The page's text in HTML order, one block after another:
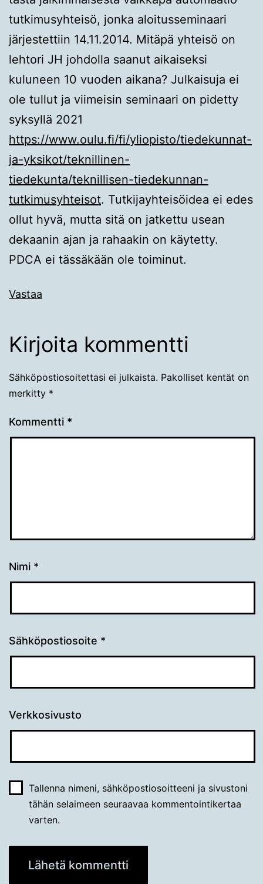
tutkimusyhteisö, jonka aloitusseminaari
järjestettiin 14.11.2014. Mitäpä yhteisö on
lehtori JH johdolla saanut aikaiseksi
kuluneen 10 vuoden aikana? Julkaisuja ei
ole tullut ja viimeisin seminaari on pidetty
syksyllä 2021
https://www.oulu.fi/fi/yliopisto/tiedekunnat-
ja-yksikot/teknillinen-
tiedekunta/teknillisen-tiedekunnan-
tutkimusyhteisot. Tutkijayhteisöidea ei edes
ollut hyvä, mutta sitä on jatkettu usean
dekaanin ajan ja rahaakin on käytetty.
PDCA ei tässäkään ole toiminut.
Vastaa
Kirjoita kommentti
Sähköpostiosoitettasi ei julkaista. Pakolliset kentät on
merkitty *
Kommentti *
Nimi *
Sähköpostiosoite *
Verkkosivusto
Tallenna nimeni, sähköpostiosoitteeni ja sivustoni
tähän selaimeen seuraavaa kommentointikertaa
varten.